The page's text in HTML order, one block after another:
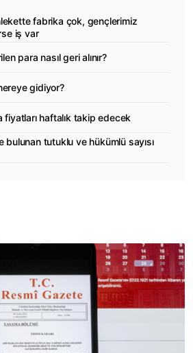
fabrika çok, gençlerimiz
iş var
para nasıl geri alınır?
gidiyor?
fiyatları haftalık takip edecek
bulunan tutuklu ve hükümlü sayısı